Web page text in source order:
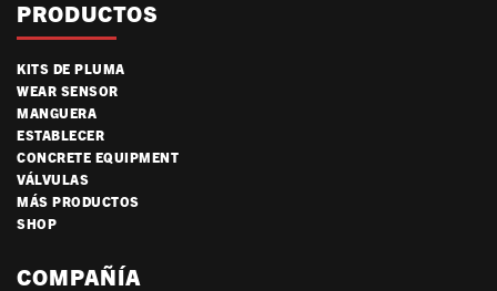
PRODUCTOS
KITS DE PLUMA
WEAR SENSOR
MANGUERA
ESTABLECER
CONCRETE EQUIPMENT
VÁLVULAS
MÁS PRODUCTOS
SHOP
COMPAÑÍA